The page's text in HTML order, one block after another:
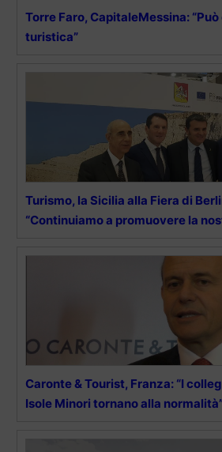
Torre Faro, CapitaleMessina:
turistica”
Turismo, la Sicilia alla Fiera di
“Continuiamo a promuovere la
Caronte & Tourist, Franza: “I
Isole Minori tornano alla